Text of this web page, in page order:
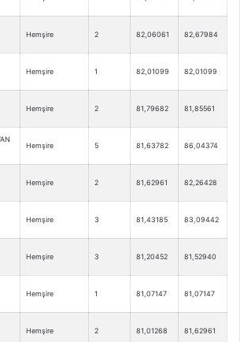
Hemşire 2 82,06061 82,67984
Hemşire 1 82,01099 82,01099
Hemşire 2 81,79682 81,85561
Hemşire 5 81,63782 86,04374
Hemşire 2 81,62961 82,26428
Hemşire 3 81,43185 83,09442
Hemşire 3 81,20452 81,52940
Hemşire 1 81,07147 81,07147
Hemşire 2 81,01268 81,62961